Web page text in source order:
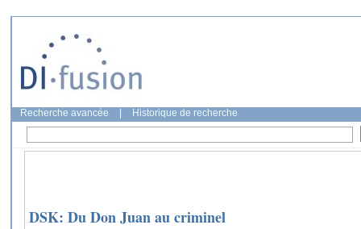
Recherche avancée Historique de recherche
DSK: Du Don Juan au criminel